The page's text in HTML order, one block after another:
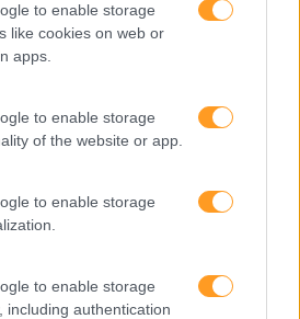
to enable storage
like cookies on web or
apps.
to enable storage
of the website or app.
to enable storage
to enable storage
including authentication
em IA para
a mão na massa”
Rebelo, CEO da
a Academia de